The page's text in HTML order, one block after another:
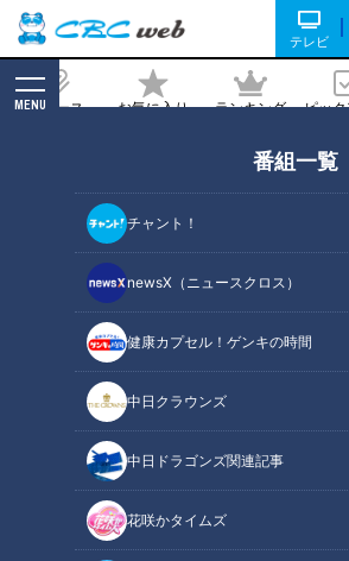
テレビ
ニュース お気に入り ランキング ピッ
MENU
番組一覧
チャント！
newsX（ニュースクロス）
健康カプセル！ゲンキの時間
中日クラウンズ
中日ドラゴンズ関連記事
花咲かタイムズ
無料エリアも！ 岐阜市の子
「ツナグテ」の魅力とは？
記事に戻る